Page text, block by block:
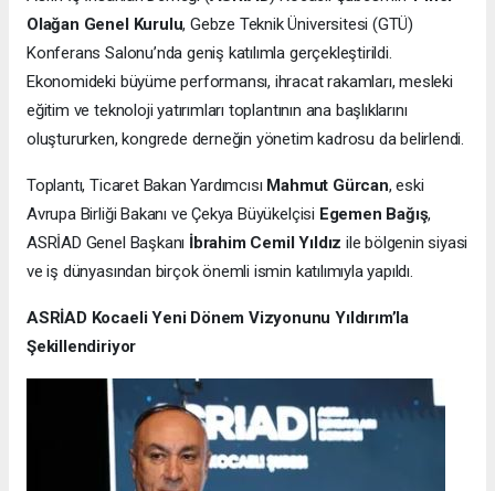
Olağan Genel Kurulu, Gebze Teknik Üniversitesi (GTÜ)
Konferans Salonu’nda geniş katılımla gerçekleştirildi.
Ekonomideki büyüme performansı, ihracat rakamları, mesleki
eğitim ve teknoloji yatırımları toplantının ana başlıklarını
oluştururken, kongrede derneğin yönetim kadrosu da belirlendi.
Toplantı, Ticaret Bakan Yardımcısı Mahmut Gürcan, eski
Avrupa Birliği Bakanı ve Çekya Büyükelçisi Egemen Bağış,
ASRİAD Genel Başkanı İbrahim Cemil Yıldız ile bölgenin siyasi
ve iş dünyasından birçok önemli ismin katılımıyla yapıldı.
ASRİAD Kocaeli Yeni Dönem Vizyonunu Yıldırım’la
Şekillendiriyor